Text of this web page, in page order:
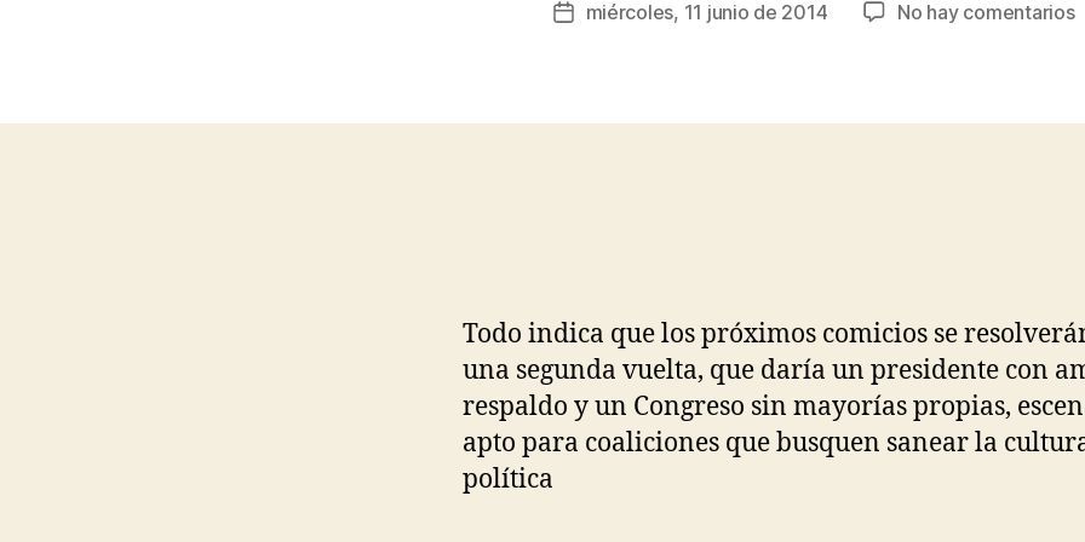
R
g
Fechamiércoles, 11 junio de 2014 No hay comentariosen
Todo indica que los próximos comicios se
una segunda vuelta, que daría un presidente con
respaldo y un Congreso sin mayorías propias,
apto para coaliciones que busquen sanear la
política